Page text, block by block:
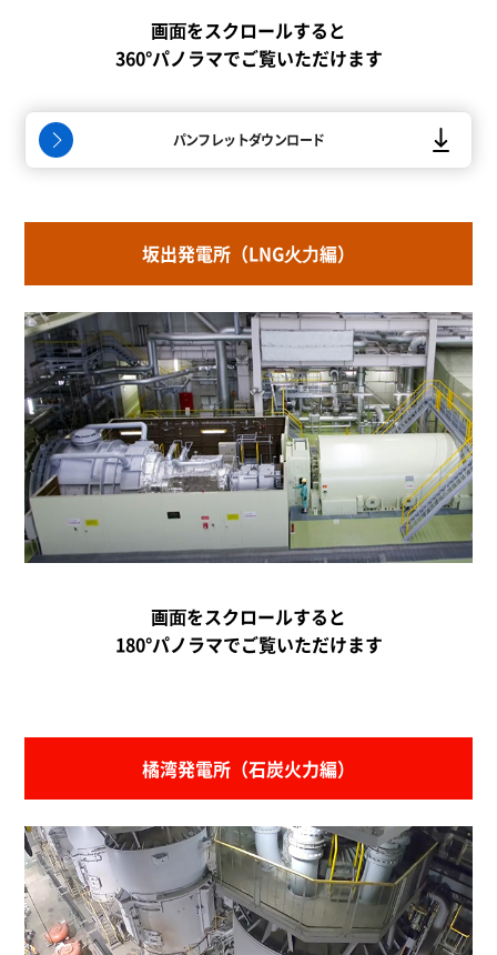
画⾯をスクロールすると
360°パノラマでご覧いただけます
パンフレットダウンロード
坂出発電所（LNG⽕⼒編）
画⾯をスクロールすると
180°パノラマでご覧いただけます
橘湾発電所（石炭火力編）